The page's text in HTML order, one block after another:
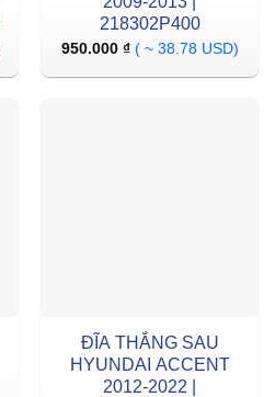
218302P400
950.000 ₫ ( ~ 38.78 USD)
ĐĨA THẮNG SAU
HYUNDAI ACCENT
2012-2022 |